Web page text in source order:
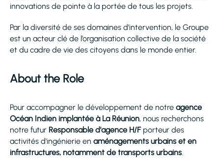
innovations de pointe à la portée de tous les projets.
Par la diversité de ses domaines d’intervention, le Groupe
est un acteur clé de l’organisation collective de la société
et du cadre de vie des citoyens dans le monde entier.
About the Role
Pour accompagner le développement de notre agence
Océan Indien implantée à La Réunion, nous recherchons
notre futur Responsable d'agence H/Fporteur des
activités d'ingénierie en aménagements urbains et en
infrastructures, notamment de transports urbains.